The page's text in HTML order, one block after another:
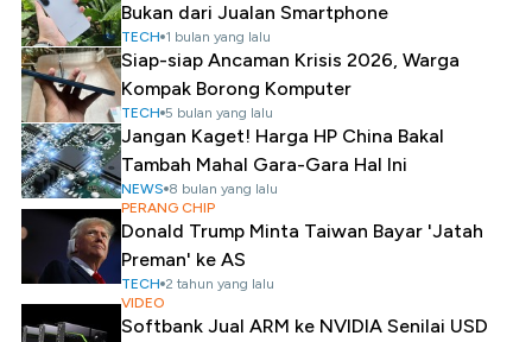
Bukan dari Jualan Smartphone
TECH 1 bulan yang lalu
Siap-siap Ancaman Krisis 2026, Warga
Kompak Borong Komputer
TECH 5 bulan yang lalu
Jangan Kaget! Harga HP China Bakal
Tambah Mahal Gara-Gara Hal Ini
NEWS 8 bulan yang lalu
PERANG CHIP
Donald Trump Minta Taiwan Bayar 'Jatah
Preman' ke AS
TECH 2 tahun yang lalu
VIDEO
Softbank Jual ARM ke NVIDIA Senilai USD